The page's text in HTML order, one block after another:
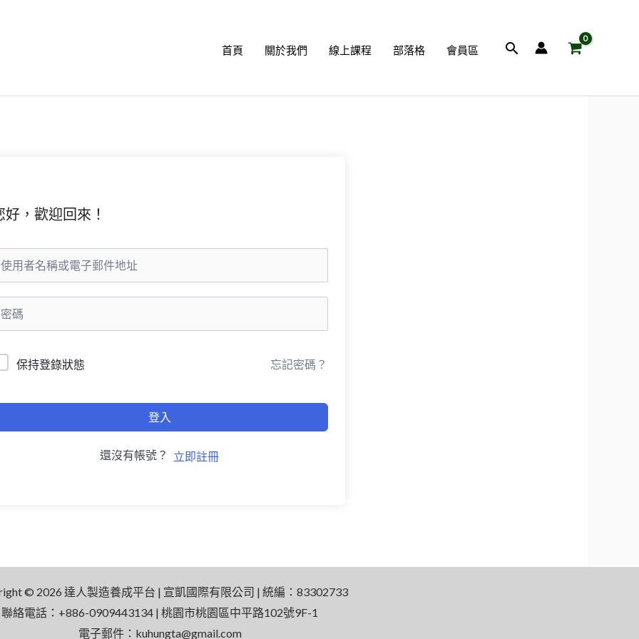
首頁 關於我們 線上課程 部落格 會員區
搜
好，歡迎回來！
保持登錄狀態 忘記密碼？
登入
還沒有帳號？ 立即註冊
© 2026 達人製造養成平台 | 宣凱國際有限公司 | 統編：83302733
聯絡電話：+886-0909443134 | 桃園市桃園區中平路102號9F-1
電子郵件： kuhungta@gmail.com